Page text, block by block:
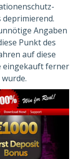
Angaben
Punkt des
auf diese
einge­kauft ferner